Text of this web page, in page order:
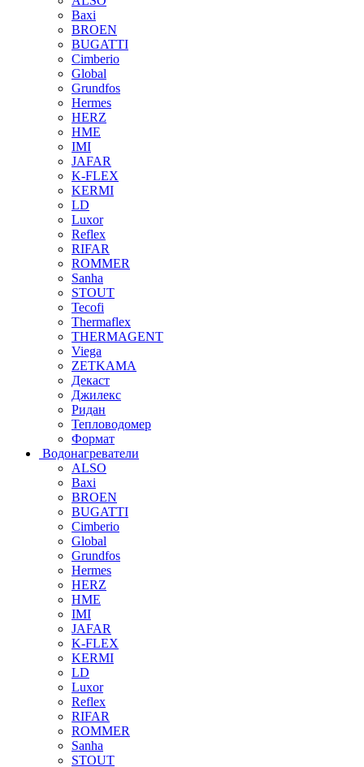
Baxi
BROEN
BUGATTI
Cimberio
Global
Grundfos
Hermes
HERZ
HME
IMI
JAFAR
K-FLEX
KERMI
LD
Luxor
Reflex
RIFAR
ROMMER
Sanha
STOUT
Tecofi
Thermaflex
THERMAGENT
Viega
ZETKAMA
Декаст
Джилекс
Ридан
Тепловодомер
Формат
Водонагреватели
ALSO
Baxi
BROEN
BUGATTI
Cimberio
Global
Grundfos
Hermes
HERZ
HME
IMI
JAFAR
K-FLEX
KERMI
LD
Luxor
Reflex
RIFAR
ROMMER
Sanha
STOUT